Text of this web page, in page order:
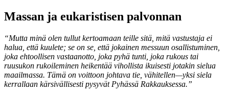
Massan ja eukaristisen palvonnan
“Mutta minä olen tullut kertoamaan teille sitä, mitä vastustaja ei
halua, että kuulete; se on se, että jokainen messuun osallistuminen,
joka ehtoollisen vastaanotto, joka pyhä tunti, joka rukous tai
ruusukon rukoileminen heikentää vihollista ikuisesti jotakin sielua
maailmassa. Tämä on voittoon johtava tie, vähitellen—yksi siela
kerrallaan kärsivällisesti pysyvät Pyhässä Rakkauksessa.”